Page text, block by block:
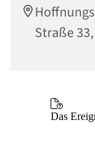
Straße